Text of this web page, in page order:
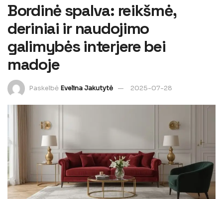
Bordinė spalva: reikšmė,
deriniai ir naudojimo
galimybės interjere bei
madoje
Paskelbė Evelina Jakutytė 2025-07-28